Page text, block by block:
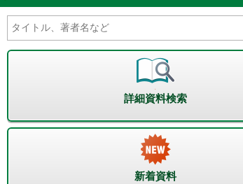
詳細資料検索
新着資料